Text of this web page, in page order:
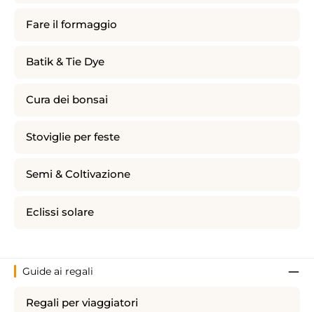
Fare il formaggio
Batik & Tie Dye
Cura dei bonsai
Stoviglie per feste
Semi & Coltivazione
Eclissi solare
Guide ai regali
Regali per viaggiatori